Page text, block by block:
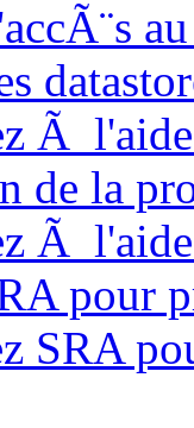
Ã l'aide
de la
Ã
pour
SRA